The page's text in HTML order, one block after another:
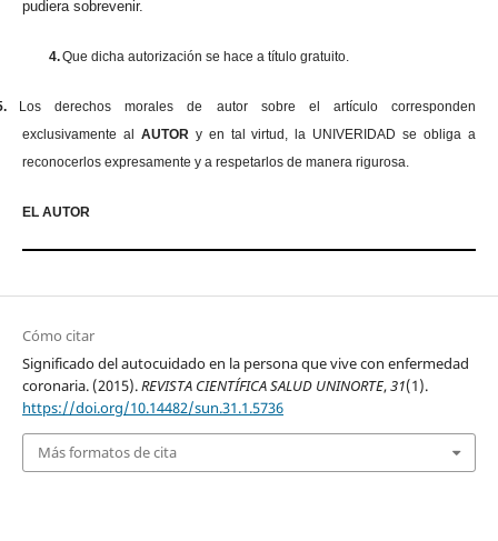
pudiera sobrevenir.
4.Que dicha autorización se hace a título gratuito.
Los derechos morales de autor sobre el artículo corresponden
exclusivamente al AUTOR y en tal virtud, la UNIVERIDAD se obliga a
reconocerlos expresamente y a respetarlos de manera rigurosa.
EL AUTOR
Cómo citar
Significado del autocuidado en la persona que vive con enfermedad
coronaria. (2015).REVISTA CIENTÍFICA SALUD UNINORTE,31(1).
https://doi.org/10.14482/sun.31.1.5736
Más formatos de cita